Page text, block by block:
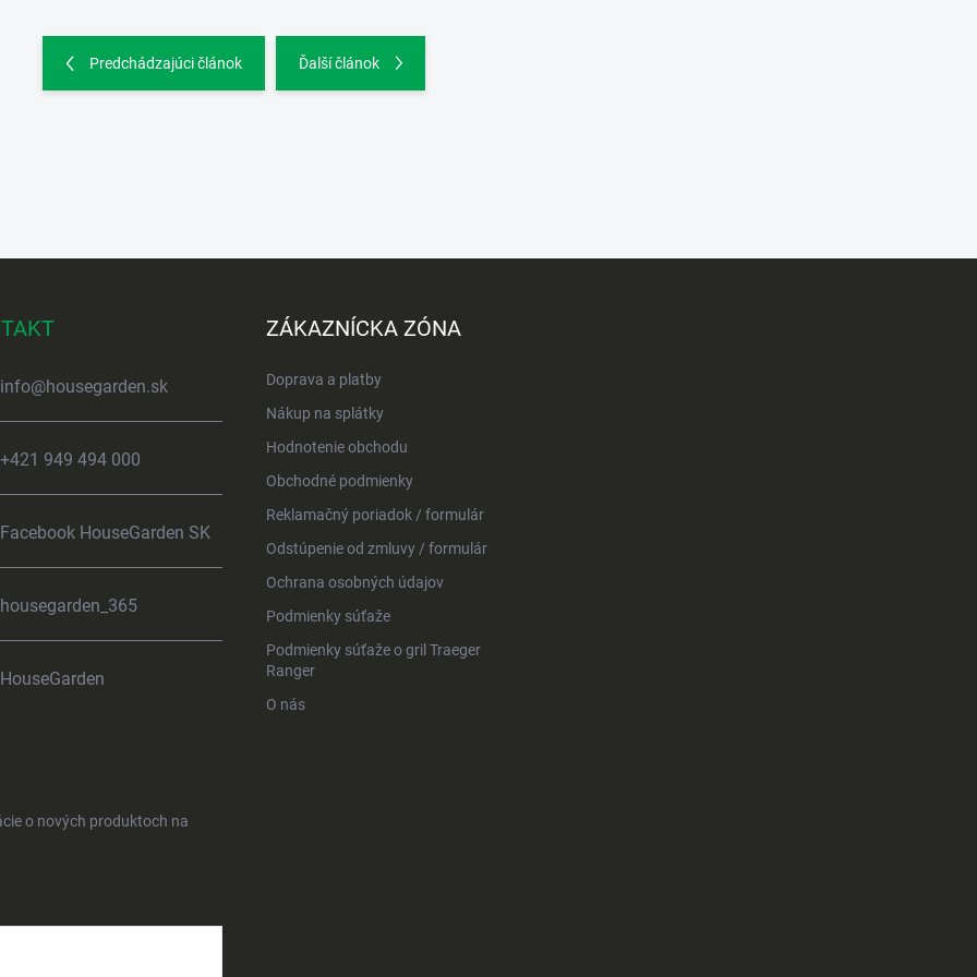
Predchádzajúci článok Ďalší článok
info@housegarden.sk
+421 949 494 000
Facebook HouseGarden SK
housegarden_365
HouseGarden
ZÁKAZNÍCKA ZÓNA
Doprava a platby
Nákup na splátky
Hodnotenie obchodu
Obchodné podmienky
Reklamačný poriadok / formulár
Odstúpenie od zmluvy / formulár
Ochrana osobných údajov
Podmienky súťaže
Podmienky súťaže o gril Traeger
Ranger
O nás
o nových produktoch na